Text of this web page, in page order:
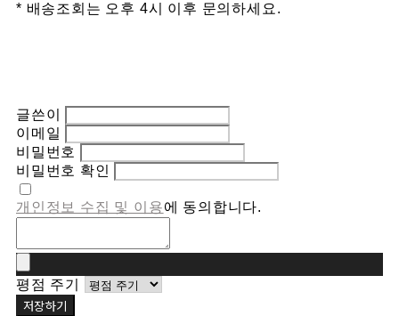
* 배송조회는 오후 4시 이후 문의하세요.
글쓴이
이메일
비밀번호
비밀번호 확인
개인정보 수집 및 이용에 동의합니다.
평점 주기
저장하기